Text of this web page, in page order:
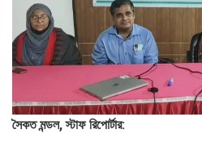
সৈকত মন্ডল, স্টাফ রিপোর্টার: